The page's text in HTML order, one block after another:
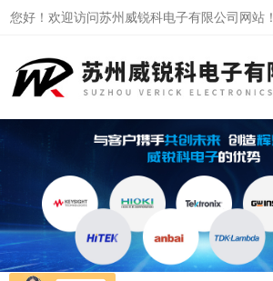
您好！欢迎访问苏州威锐科电子有限公司网站！